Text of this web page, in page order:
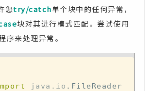
您try/catch单个块中的任何异常，
块对其进行模式匹配。尝试使用
序来处理异常。
java . io .